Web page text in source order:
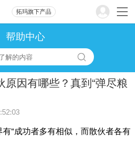
拓玛旗下产品
帮助中心
原因有哪些？真到“弹尽粮
“成功者多有相似，而散伙者各有